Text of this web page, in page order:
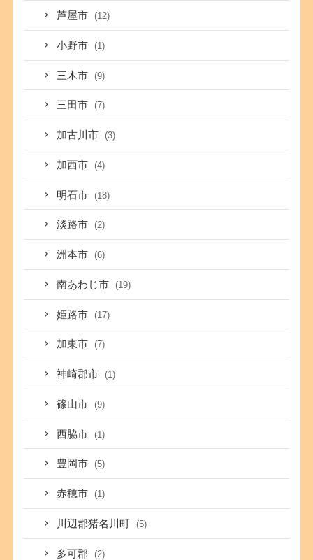
芦屋市 (12)
小野市 (1)
三木市 (9)
三田市 (7)
加古川市 (3)
加西市 (4)
明石市 (18)
淡路市 (2)
洲本市 (6)
南あわじ市 (19)
姫路市 (17)
加東市 (7)
神崎郡市 (1)
篠山市 (9)
西脇市 (1)
豊岡市 (5)
赤穂市 (1)
川辺郡猪名川町 (5)
多可郡 (2)